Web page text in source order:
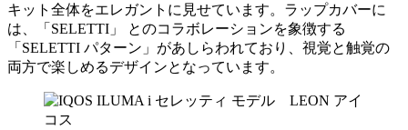
キット全体をエレガントに見せています。ラップカバーに
は、「SELETTI」 とのコラボレーションを象徴する
「SELETTI パターン」があしらわれており、視覚と触覚の
両方で楽しめるデザインとなっています。